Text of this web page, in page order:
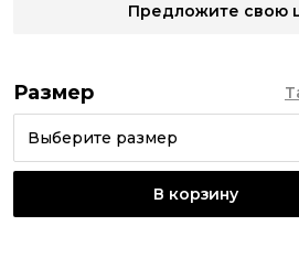
Предложите свою
Размер
Выберите размер
В корзину